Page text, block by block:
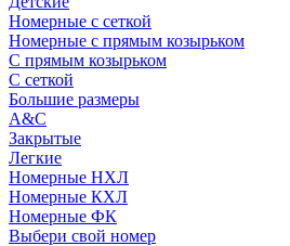
Номерные с сеткой
Номерные с прямым козырьком
С прямым козырьком
С сеткой
Большие размеры
A&C
Закрытые
Легкие
Номерные НХЛ
Номерные КХЛ
Номерные ФК
Выбери свой номер